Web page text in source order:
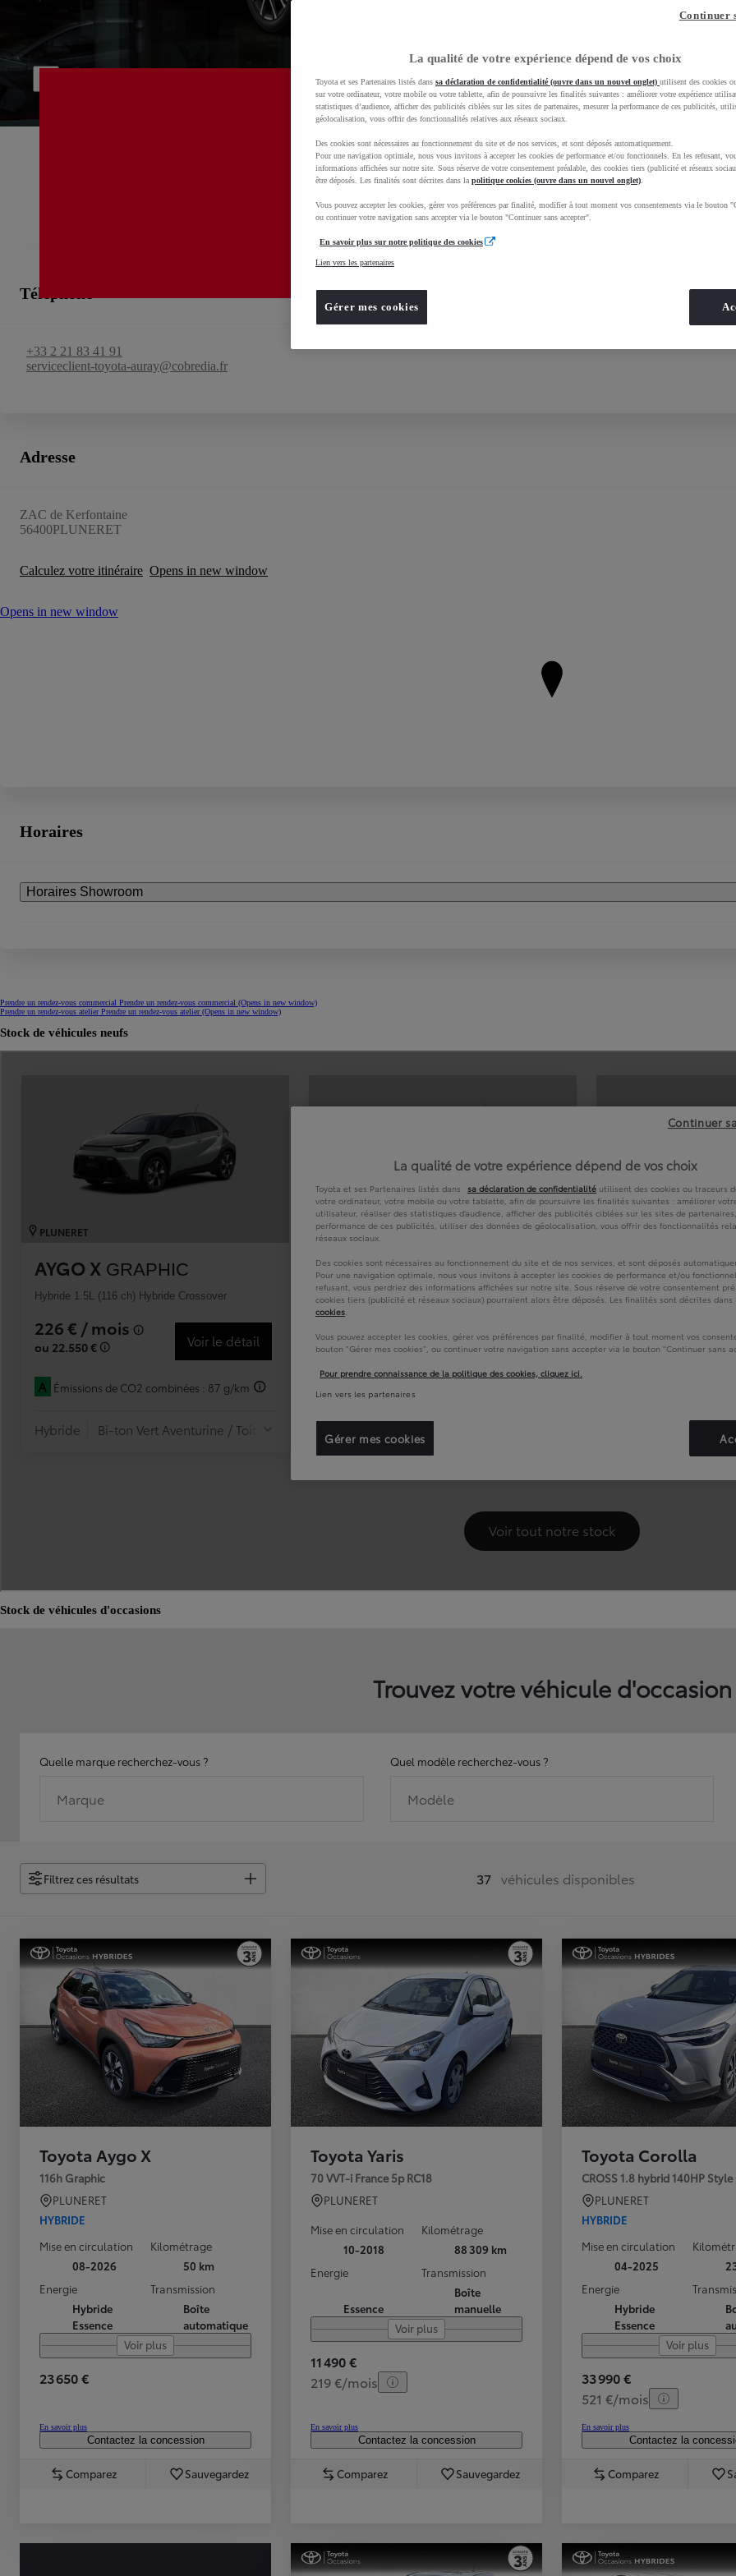
Nouvelle Yaris Cross
Disponible prochainement
Disponible rapidement
ALTIS AURAY
00CE2-615C7-549F2-D5A00-016E0-5
Service commercial, Business Centre, Pièces de rechange, Toyota rent cars, Véhicules d'occasion
Nos informations
Téléphone
+33 2 21 83 41 91
serviceclient-toyota-auray@cobredia.fr
Adresse
ZAC de Kerfontaine
56400PLUNERET
Calculez votre itinéraire Opens in new window
Opens in new window
Horaires
Horaires Showroom
Prendre un rendez-vous commercial Prendre un rendez-vous commercial (Opens in new window)
Prendre un rendez-vous atelierPrendre un rendez-vous atelier(Opens in new window)
Stock de véhicules neufs
Stock de véhicules d'occasions
Trouvez votre véhicule d'occasion
Quelle marque recherchez-vous ?
Marque
Quel modèle recherchez-vous ?
Modèle
Filtrez ces résultats 37 véhicules disponibles
Toyota Aygo X
116h Graphic
PLUNERET
HYBRIDE
Mise en circulation
08-2026
Kilométrage
50 km
Energie
Hybride
Essence
Transmission
Boîte
automatique
Voir plus
23 650 €
En savoir plus
Contactez la concession
Comparez Sauvegardez
Toyota Yaris
70 VVT-i France 5p RC18
PLUNERET
Mise en circulation
10-2018
Kilométrage
88 309 km
Energie
Essence
Transmission
Boîte
manuelle
Voir plus
11 490 €
219 €/mois
En savoir plus
Contactez la concession
Comparez Sauvegardez
Toyota Corolla
CROSS 1.8 hybrid 140HP Style
PLUNERET
HYBRIDE
Mise en circulation
04-2025
Energie
Hybride
Essence
Voir plus
33 990 €
521 €/mois
En savoir plus
Contactez la
Comparez
La qualité de votre expérience dépend de vos choix
Toyota et ses Partenaires listés dans sa déclaration de confidentialité (ouvre dans un nouvel onglet) utilisent des cookies
sur votre ordinateur, votre mobile ou votre tablette, afin de poursuivre les finalités suivantes : améliorer votre expérience
statistiques d’audience, afficher des publicités ciblées sur les sites de partenaires, mesurer la performance de ces publicités,
géolocalisation, vous offrir des fonctionnalités relatives aux réseaux sociaux.
Des cookies sont nécessaires au fonctionnement du site et de nos services, et sont déposés automatiquement.
Pour une navigation optimale, nous vous invitons à accepter les cookies de performance et/ou fonctionnels. En les refusant,
informations affichées sur notre site. Sous réserve de votre consentement préalable, des cookies tiers (publicité et réseaux
être déposés. Les finalités sont décrites dans la politique cookies (ouvre dans un nouvel onglet)
Vous pouvez accepter les cookies, gérer vos préférences par finalité, modifier à tout moment vos consentements via le bouton
ou continuer votre navigation sans accepter via le bouton "Continuer sans accepter".
En savoir plus sur notre politique des cookies
Lien vers les partenaires
Gérer mes cookies
Continuer